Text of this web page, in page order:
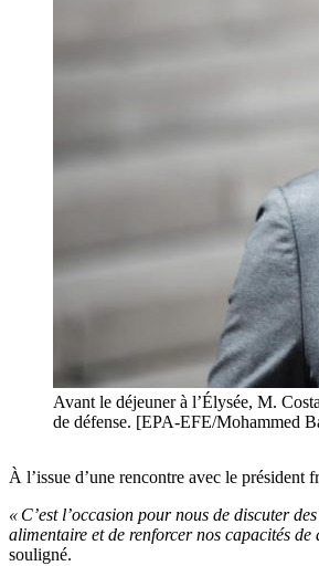
Avant le déjeuner à l’Élysée, M.
de défense. [EPA-EFE/Mohammed
À l’issue d’une rencontre avec le
« C’est l’occasion pour nous de discuter
alimentaire et de renforcer nos capacités
souligné.